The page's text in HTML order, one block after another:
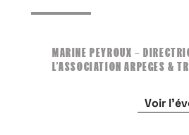
MARINE PEYROUX –
L’ASSOCIATION ARPEGES &
Voir